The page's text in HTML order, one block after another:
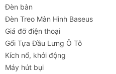
Đèn bàn
Đèn Treo Màn Hình Baseus
Giá đỡ điện thoại
Gối Tựa Đầu Lưng Ô Tô
Kích nổ, khởi động
Máy hút bụi